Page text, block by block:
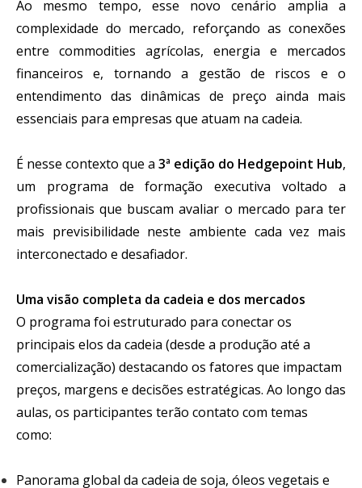
Ao mesmo tempo, esse novo cenário amplia a
complexidade do mercado, reforçando as conexões
entre commodities agrícolas, energia e mercados
financeiros e, tornando a gestão de riscos e o
entendimento das dinâmicas de preço ainda mais
essenciais para empresas que atuam na cadeia.
É nesse contexto que a 3ª edição do Hedgepoint Hub,
um programa de formação executiva voltado a
profissionais que buscam avaliar o mercado para ter
mais previsibilidade neste ambiente cada vez mais
interconectado e desafiador.
Uma visão completa da cadeia e dos mercados
O programa foi estruturado para conectar os
principais elos da cadeia (desde a produção até a
comercialização) destacando os fatores que impactam
preços, margens e decisões estratégicas. Ao longo das
aulas, os participantes terão contato com temas
como:
Panorama global da cadeia de soja, óleos vegetais e